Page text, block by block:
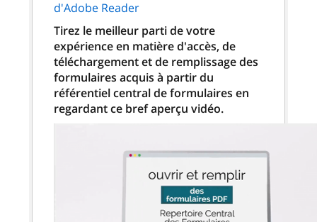
d'Adobe Reader
Tirez le meilleur parti de votre
expérience en matière d'accès, de
téléchargement et de remplissage des
formulaires acquis à partir du
référentiel central de formulaires en
regardant ce bref aperçu vidéo.